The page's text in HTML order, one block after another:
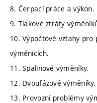
8. Čerpací práce a výkon.
9. Tlakové ztráty
10. Výpočtové vztahy
výměnících.
11. Spalinové výměníky.
12. Dvoufázové výměníky.
13. Provozní problémy